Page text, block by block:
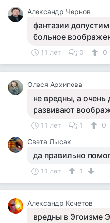
Александр Чернов
фантазии
больное
11 лет 0 0
Олеся Архипова
не вредны, а очень
развивают
11 лет 1
0
Света Лысак
да правильно
11 лет 1
Александр Кочетов
вредны в Эгоизме